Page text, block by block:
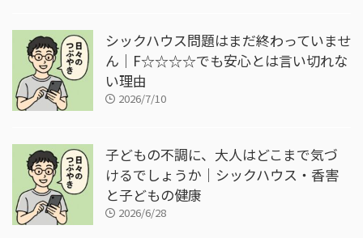
シックハウス問題はまだ終わっていませ
ん｜F☆☆☆☆でも安心とは言い切れな
い理由
2026/7/10
子どもの不調に、大人はどこまで気づ
けるでしょうか｜シックハウス・香害
と子どもの健康
2026/6/28